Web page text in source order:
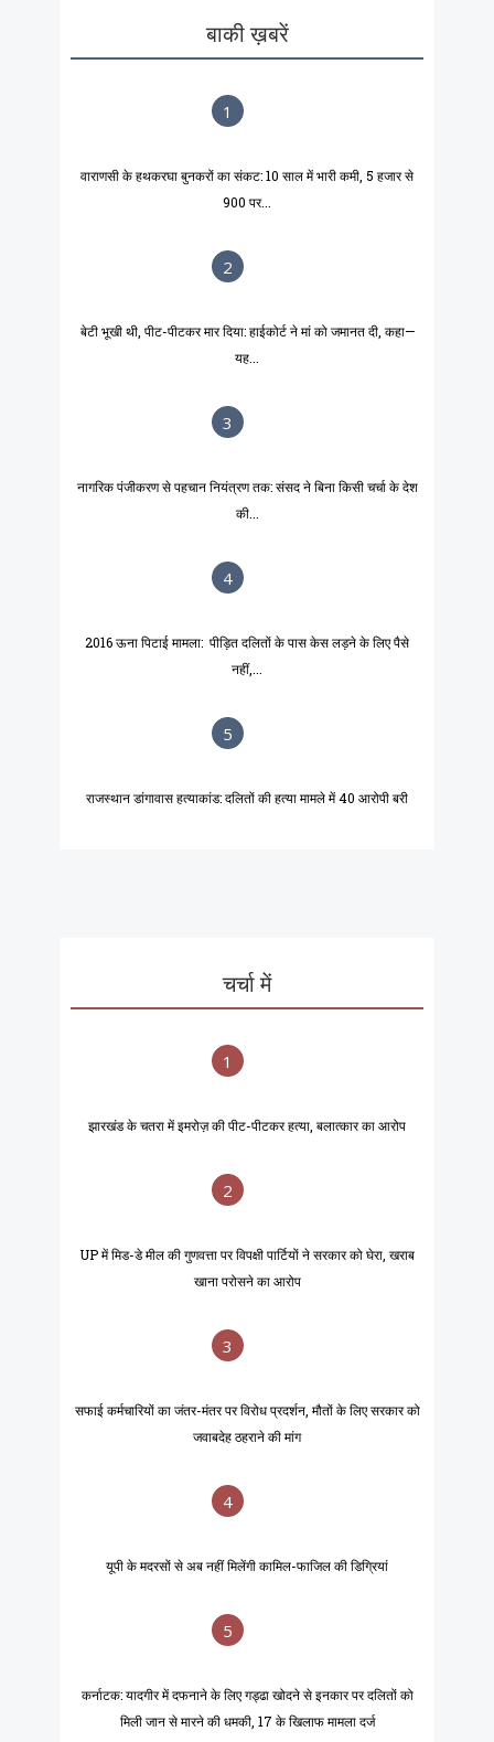
बाकी ख़बरें
1
वाराणसी के हथकरघा बुनकरों का संकट: 10 साल में भारी कमी, 5 हजार से
900 पर...
2
बेटी भूखी थी, पीट-पीटकर मार दिया: हाईकोर्ट ने मां को जमानत दी, कहा—
यह...
3
नागरिक पंजीकरण से पहचान नियंत्रण तक: संसद ने बिना किसी चर्चा के देश
की...
4
2016 ऊना पिटाई मामला: पीड़ित दलितों के पास केस लड़ने के लिए पैसे
नहीं,...
5
राजस्थान डांगावास हत्याकांड: दलितों की हत्या मामले में 40 आरोपी बरी
चर्चा में
1
झारखंड के चतरा में इमरोज़ की पीट-पीटकर हत्या, बलात्कार का आरोप
2
UP में मिड-डे मील की गुणवत्ता पर विपक्षी पार्टियों ने सरकार को घेरा, खराब
खाना परोसने का आरोप
3
सफाई कर्मचारियों का जंतर-मंतर पर विरोध प्रदर्शन, मौतों के लिए सरकार को
जवाबदेह ठहराने की मांग
4
यूपी के मदरसों से अब नहीं मिलेंगी कामिल-फाजिल की डिग्रियां
5
कर्नाटक: यादगीर में दफनाने के लिए गड्ढा खोदने से इनकार पर दलितों को
मिली जान से मारने की धमकी, 17 के खिलाफ मामला दर्ज